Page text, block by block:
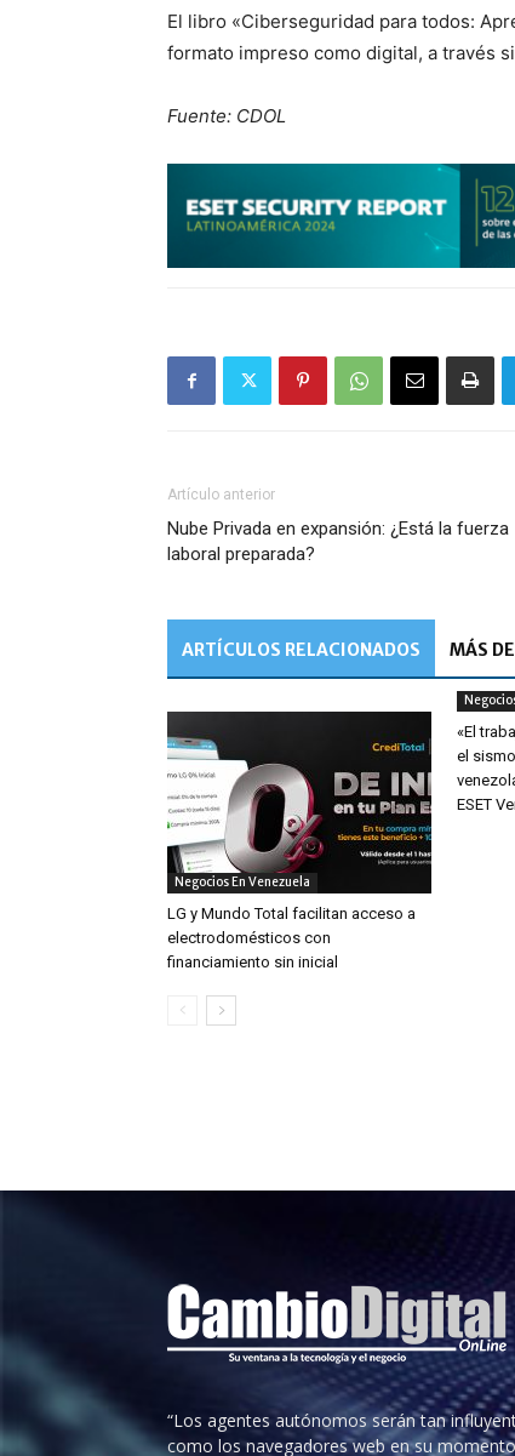
El libro «Ciberseguridad para todos:
formato impreso como digital, a través
Fuente: CDOL
Artículo anterior
Nube Privada en expansión: ¿Está la fuerza
laboral preparada?
ARTÍCULOS RELACIONADOS MÁS
Negocios En Venezuela
LG y Mundo Total facilitan acceso a
electrodomésticos con
financiamiento sin inicial
«El
el
ESET
“Los agentes autónomos serán tan
como los navegadores web en su